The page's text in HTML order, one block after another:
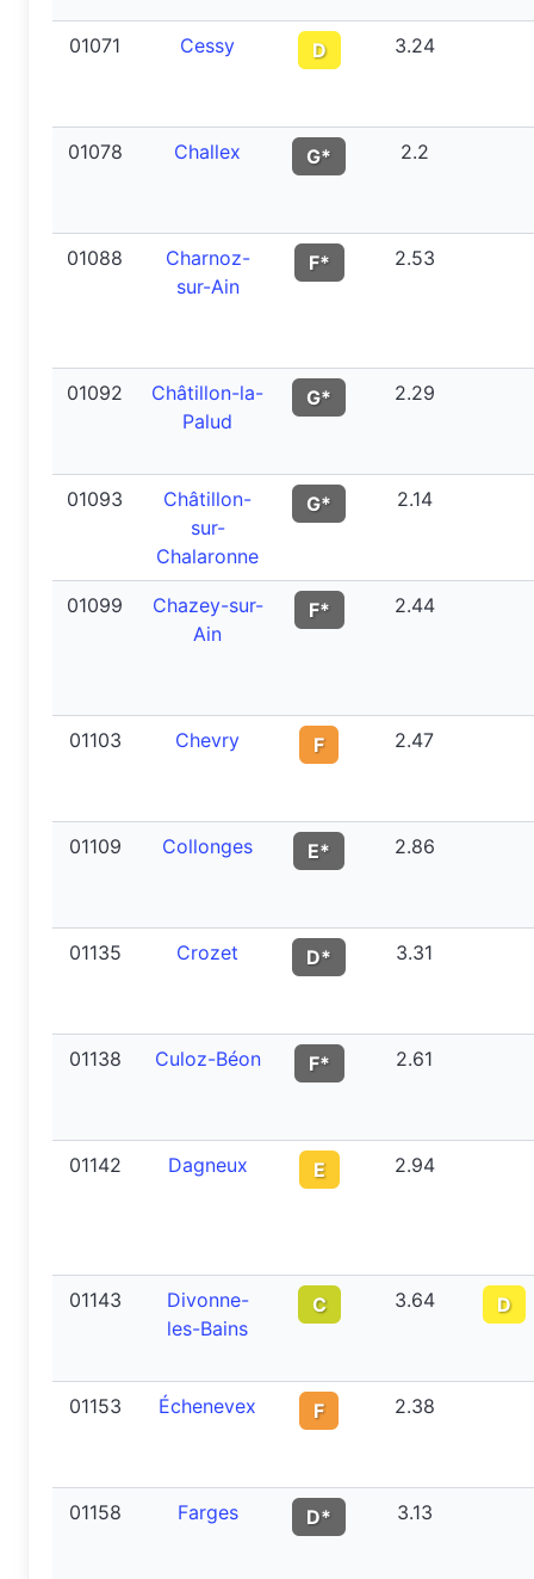
01071 Cessy D 3.24
01078 Challex G* 2.2
01088
Charnoz-
sur-Ain
F* 2.53
01092
Châtillon-la-
Palud
G* 2.29
01093
Châtillon-
sur-
Chalaronne
G* 2.14
01099
Chazey-sur-
Ain
F* 2.44
01103 Chevry F 2.47
01109 Collonges E* 2.86
01135 Crozet D* 3.31
01138 Culoz-Béon F* 2.61
01142 Dagneux E 2.94
01143
Divonne-
les-Bains
C 3.64 D
01153 Échenevex F 2.38
01158 Farges D* 3.13